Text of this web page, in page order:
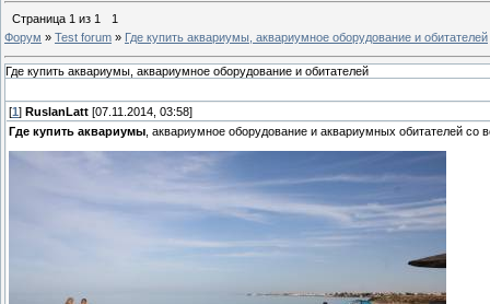
Страница 1 из 1
1
Форум » Test forum » Где купить аквариумы, аквариумное оборудование и обитателей
Где купить аквариумы, аквариумное оборудование и обитателей
[1 ] RuslanLatt [07.11.2014, 03:58]
Где купить аквариумы , аквариумное оборудование и аквариумных обитателей со